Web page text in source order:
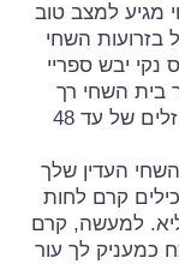
מגיע למצב טוב
בזרועות השחי
יבש ספריי
בית השחי רך
והחלק להפליא, תוך מתן הגנה נגד נוזלים של עד 48
השחי העדין שלך
קרם לחות
למעשה, קרם
כמעניק לך עור